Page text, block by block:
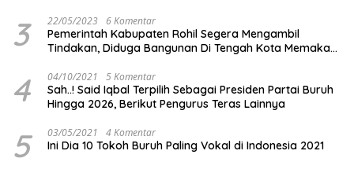
3 22/05/2023 6 Komentar
Pemerintah Kabupaten Rohil Segera Mengambil
Tindakan, Diduga Bangunan Di Tengah Kota Memakan
4 04/10/2021 5 Komentar
Sah..! Said Iqbal Terpilih Sebagai Presiden Partai Buruh
Hingga 2026, Berikut Pengurus Teras Lainnya
5 03/05/2021 4 Komentar
Ini Dia 10 Tokoh Buruh Paling Vokal di Indonesia 2021